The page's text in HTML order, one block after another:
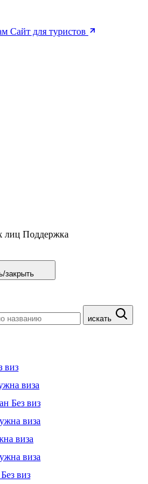
Сайт для туристов
лиц Поддержка
закрыть
искать
виз
виза
Без виз
виза
виза
виза
Без виз